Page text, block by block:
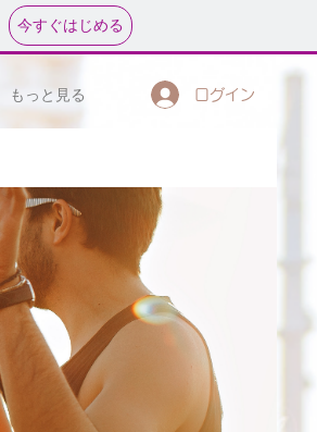
今すぐはじめる
もっと見る ログイン